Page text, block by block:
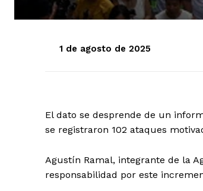
1 de agosto de 2025
El dato se desprende de un
se registraron 102 ataques
Agustín Ramal, integrante de la
responsabilidad por este